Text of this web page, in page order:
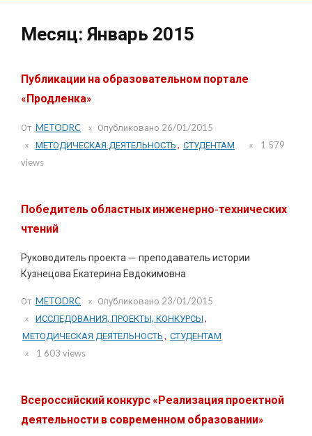
Месяц: Январь 2015
Публикации на образовательном портале
«Продленка»
От METODRC Опубликовано 26/01/2015
МЕТОДИЧЕСКАЯ ДЕЯТЕЛЬНОСТЬ, СТУДЕНТАМ
1 579
views
Победитель областных инженерно-технических
чтений
Руководитель проекта — преподаватель истории
Кузнецова Екатерина Евдокимовна
От METODRC Опубликовано 23/01/2015
ИССЛЕДОВАНИЯ, ПРОЕКТЫ, КОНКУРСЫ,
МЕТОДИЧЕСКАЯ ДЕЯТЕЛЬНОСТЬ, СТУДЕНТАМ
1 603 views
Всероссийский конкурс «Реализация проектной
деятельности в современном образовании»